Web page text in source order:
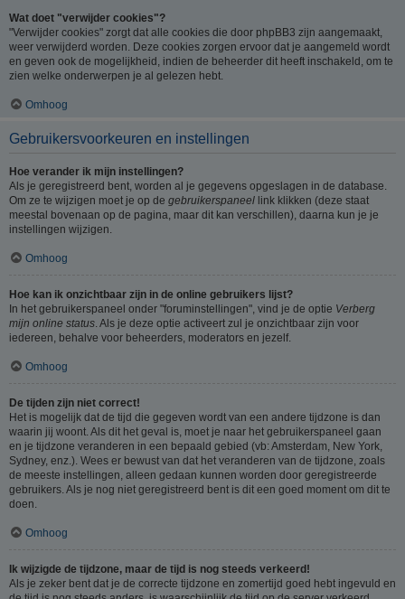
Wat doet "verwijder cookies"?
"Verwijder cookies" zorgt dat alle cookies die door phpBB3 zijn aangemaakt,
weer verwijderd worden. Deze cookies zorgen ervoor dat je aangemeld wordt
en geven ook de mogelijkheid, indien de beheerder dit heeft inschakeld, om te
zien welke onderwerpen je al gelezen hebt.
Omhoog
Gebruikersvoorkeuren en instellingen
Hoe verander ik mijn instellingen?
Als je geregistreerd bent, worden al je gegevens opgeslagen in de database.
Om ze te wijzigen moet je op de gebruikerspaneel link klikken (deze staat
meestal bovenaan op de pagina, maar dit kan verschillen), daarna kun je je
instellingen wijzigen.
Omhoog
Hoe kan ik onzichtbaar zijn in de online gebruikers lijst?
In het gebruikerspaneel onder "foruminstellingen", vind je de optie Verberg
mijn online status . Als je deze optie activeert zul je onzichtbaar zijn voor
iedereen, behalve voor beheerders, moderators en jezelf.
Omhoog
De tijden zijn niet correct!
Het is mogelijk dat de tijd die gegeven wordt van een andere tijdzone is dan
waarin jij woont. Als dit het geval is, moet je naar het gebruikerspaneel gaan
en je tijdzone veranderen in een bepaald gebied (vb: Amsterdam, New York,
Sydney, enz.). Wees er bewust van dat het veranderen van de tijdzone, zoals
de meeste instellingen, alleen gedaan kunnen worden door geregistreerde
gebruikers. Als je nog niet geregistreerd bent is dit een goed moment om dit te
doen.
Omhoog
Ik wijzigde de tijdzone, maar de tijd is nog steeds verkeerd!
Als je zeker bent dat je de correcte tijdzone en zomertijd goed hebt ingevuld en